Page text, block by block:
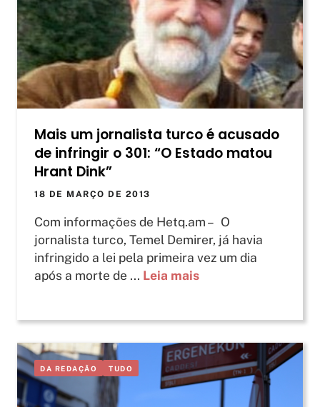
Mais um jornalista turco é acusado
de infringir o 301: “O Estado matou
Hrant Dink”
18 DE MARÇO DE 2013
Com informações de Hetq.am – O
jornalista turco, Temel Demirer, já havia
infringido a lei pela primeira vez um dia
após a morte de ... Leia mais
DA REDAÇÃO TUDO